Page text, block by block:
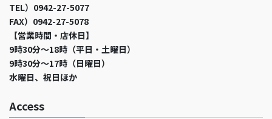
TEL）0942-27-5077
FAX）0942-27-5078
【営業時間・店休日】
9時30分～18時（平日・土曜日）
9時30分～17時（日曜日）
水曜日、祝日ほか
Access